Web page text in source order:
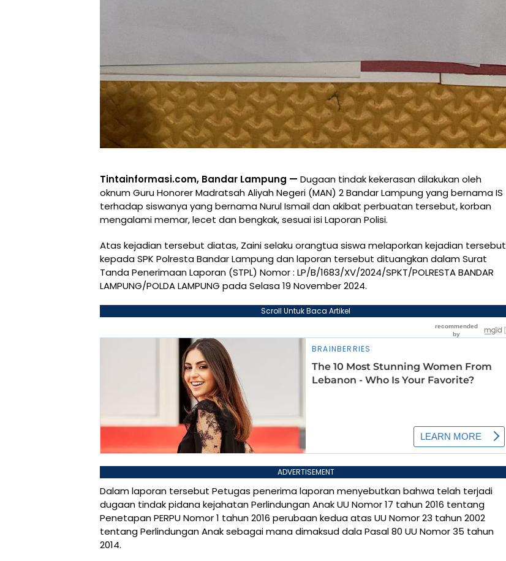
Tintainformasi.com, Bandar Lampung — Dugaan tindak kekerasan dilakukan oleh
oknum Guru Honorer Madratsah Aliyah Negeri (MAN) 2 Bandar Lampung yang bernama IS
terhadap siswanya yang bernama Nurul Ismail dan akibat perbuatan tersebut, korban
mengalami memar, lecet dan bengkak, sesuai isi Laporan Polisi.
Atas kejadian tersebut diatas, Zaini selaku orangtua siswa melaporkan kejadian tersebut
kepada SPK Polresta Bandar Lampung dan laporan tersebut dituangkan dalam Surat
Tanda Penerimaan Laporan (STPL) Nomor : LP/B/1683/XV/2024/SPKT/POLRESTA BANDAR
LAMPUNG/POLDA LAMPUNG pada Selasa 19 November 2024.
Scroll Untuk Baca Artikel
ADVERTISEMENT
Dalam laporan tersebut Petugas penerima laporan menyebutkan bahwa telah terjadi
dugaan tindak pidana kejahatan Perlindungan Anak UU Nomor 17 tahun 2016 tentang
Penetapan PERPU Nomor 1 tahun 2016 perubaan kedua atas UU Nomor 23 tahun 2002
tentang Perlindungan Anak sebagai mana dimaksud dala Pasal 80 UU Nomor 35 tahun
2014.